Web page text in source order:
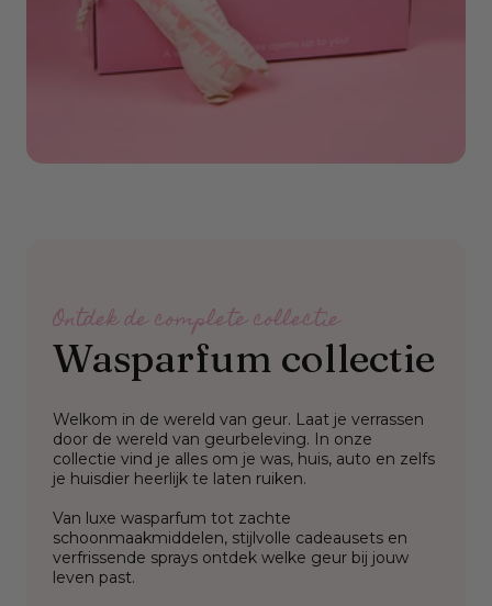
Ontdek de complete collectie
Wasparfum collectie
Welkom in de wereld van geur. Laat je verrassen
door de wereld van geurbeleving. In onze
collectie vind je alles om je was, huis, auto en zelfs
je huisdier heerlijk te laten ruiken.
Van luxe wasparfum tot zachte
schoonmaakmiddelen, stijlvolle cadeausets en
verfrissende sprays ontdek welke geur bij jouw
leven past.